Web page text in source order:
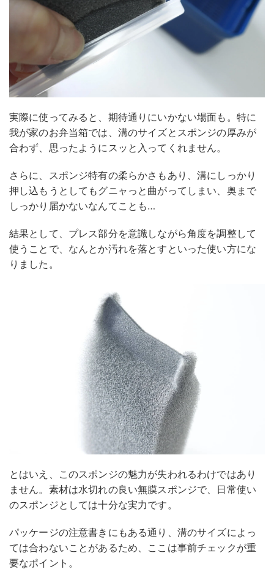
実際に使ってみると、期待通りにいかない場面も。特に
我が家のお弁当箱では、溝のサイズとスポンジの厚みが
合わず、思ったようにスッと入ってくれません。
さらに、スポンジ特有の柔らかさもあり、溝にしっかり
押し込もうとしてもグニャっと曲がってしまい、奥まで
しっかり届かないなんてことも…
結果として、プレス部分を意識しながら角度を調整して
使うことで、なんとか汚れを落とすといった使い方にな
りました。
とはいえ、このスポンジの魅力が失われるわけではあり
ません。素材は水切れの良い無膜スポンジで、日常使い
のスポンジとしては十分な実力です。
パッケージの注意書きにもある通り、溝のサイズによっ
ては合わないことがあるため、ここは事前チェックが重
要なポイント。